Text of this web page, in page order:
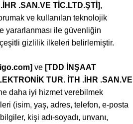
.SAN.VE TİC.LTD.ŞTİ ],
ve kullanılan teknolojik
yararlanması ile güvenliğin
gizlilik ilkeleri belirlemiştir.
ve [TDD İNŞAAT
TUR. İTH .İHR .SAN.VE
daha iyi hizmet verebilmek
(isim, yaş, adres, telefon, e-posta
kişi adı-soyadı, unvanı,